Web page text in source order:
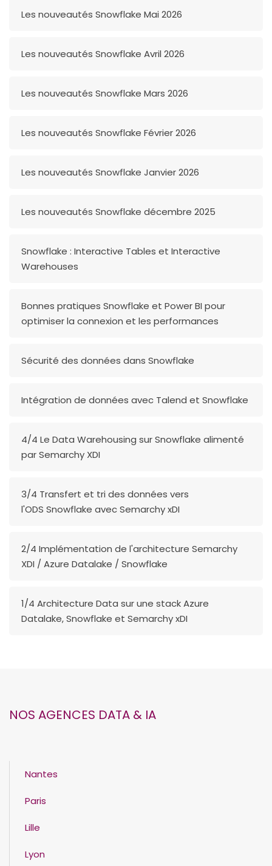
Les nouveautés Snowflake Mai 2026
Les nouveautés Snowflake Avril 2026
Les nouveautés Snowflake Mars 2026
Les nouveautés Snowflake Février 2026
Les nouveautés Snowflake Janvier 2026
Les nouveautés Snowflake décembre 2025
Snowflake : Interactive Tables et Interactive
Warehouses
Bonnes pratiques Snowflake et Power BI pour
optimiser la connexion et les performances
Sécurité des données dans Snowflake
Intégration de données avec Talend et Snowflake
4/4 Le Data Warehousing sur Snowflake alimenté
par Semarchy XDI
3/4 Transfert et tri des données vers
l'ODS Snowflake avec Semarchy xDI
2/4 Implémentation de l'architecture Semarchy
XDI / Azure Datalake / Snowflake
1/4 Architecture Data sur une stack Azure
Datalake, Snowflake et Semarchy xDI
NOS AGENCES DATA & IA
Nantes
Paris
Lille
Lyon